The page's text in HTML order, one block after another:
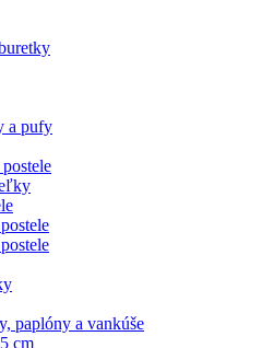
a pufy
paplóny a vankúše
cm